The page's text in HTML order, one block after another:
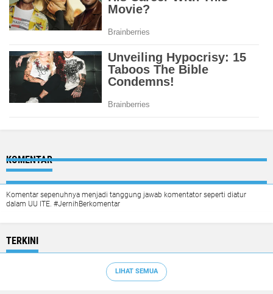
KOMENTAR
Komentar sepenuhnya menjadi tanggung jawab komentator seperti diatur
dalam UU ITE. #JernihBerkomentar
TERKINI
LIHAT SEMUA